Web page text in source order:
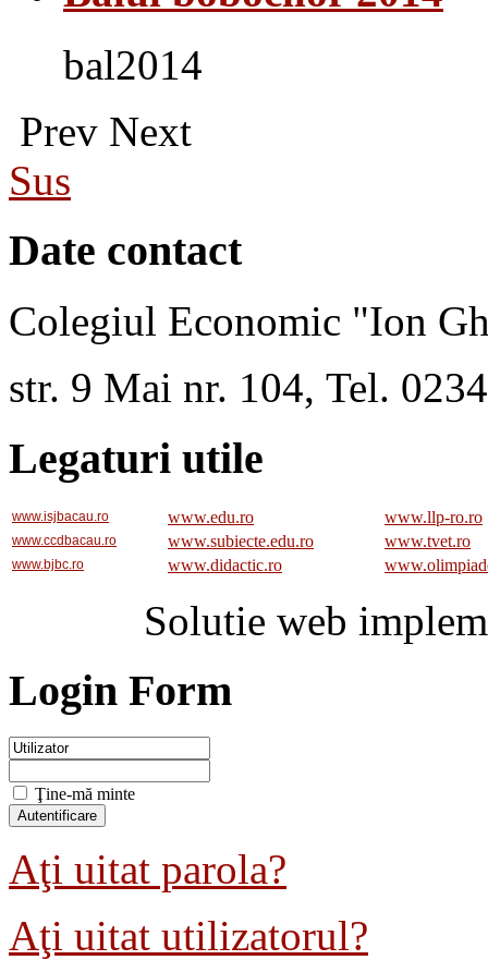
bal2014
Prev Next
Sus
Date contact
Colegiul Economic "Ion
str. 9 Mai nr. 104, Tel.
Legaturi utile
www.isjbacau.ro www.edu.ro www.llp-ro.ro
www.ccdbacau.ro www.subiecte.edu.ro www.tvet.ro
www.bjbc.ro www.didactic.ro
Solutie web
Login Form
Ţine-mă minte
Aţi uitat parola?
Aţi uitat utilizatorul?